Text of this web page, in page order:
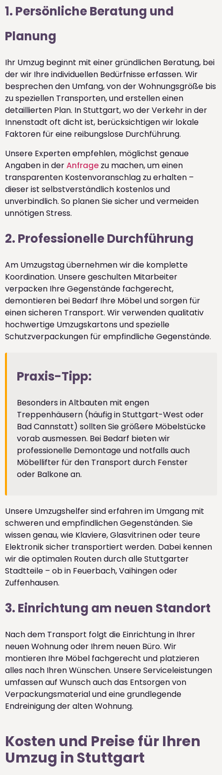
1. Persönliche Beratung und
Planung
Ihr Umzug beginnt mit einer gründlichen Beratung, bei
der wir Ihre individuellen Bedürfnisse erfassen. Wir
besprechen den Umfang, von der Wohnungsgröße bis
zu speziellen Transporten, und erstellen einen
detaillierten Plan. In Stuttgart, wo der Verkehr in der
Innenstadt oft dicht ist, berücksichtigen wir lokale
Faktoren für eine reibungslose Durchführung.
Unsere Experten empfehlen, möglichst genaue
Angaben in derAnfrage zu machen, um einen
transparenten Kostenvoranschlag zu erhalten –
dieser ist selbstverständlich kostenlos und
unverbindlich. So planen Sie sicher und vermeiden
unnötigen Stress.
2. Professionelle Durchführung
Am Umzugstag übernehmen wir die komplette
Koordination. Unsere geschulten Mitarbeiter
verpacken Ihre Gegenstände fachgerecht,
demontieren bei Bedarf Ihre Möbel und sorgen für
einen sicheren Transport. Wir verwenden qualitativ
hochwertige Umzugskartons und spezielle
Schutzverpackungen für empfindliche Gegenstände.
Praxis-Tipp:
Besonders in Altbauten mit engen
Treppenhäusern (häufig in Stuttgart-West oder
Bad Cannstatt) sollten Sie größere Möbelstücke
vorab ausmessen. Bei Bedarf bieten wir
professionelle Demontage und notfalls auch
Möbellifter für den Transport durch Fenster
oder Balkone an.
Unsere Umzugshelfer sind erfahren im Umgang mit
schweren und empfindlichen Gegenständen. Sie
wissen genau, wie Klaviere, Glasvitrinen oder teure
Elektronik sicher transportiert werden. Dabei kennen
wir die optimalen Routen durch alle Stuttgarter
Stadtteile – ob in Feuerbach, Vaihingen oder
Zuffenhausen.
3. Einrichtung am neuen Standort
Nach dem Transport folgt die Einrichtung in Ihrer
neuen Wohnung oder Ihrem neuen Büro. Wir
montieren Ihre Möbel fachgerecht und platzieren
alles nach Ihren Wünschen. Unsere Serviceleistungen
umfassen auf Wunsch auch das Entsorgen von
Verpackungsmaterial und eine grundlegende
Endreinigung der alten Wohnung.
Kosten und Preise für Ihren
Umzug in Stuttgart